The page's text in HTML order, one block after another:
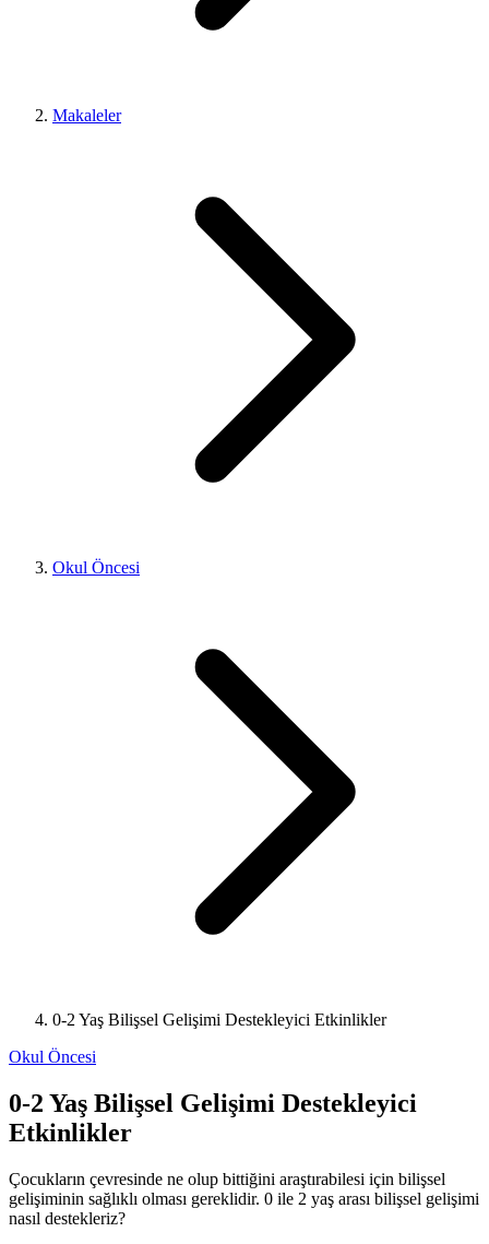
Makaleler
Okul Öncesi
0-2 Yaş Bilişsel Gelişimi Destekleyici Etkinlikler
Okul Öncesi
0-2 Yaş Bilişsel Gelişimi Destekleyici
Etkinlikler
Çocukların çevresinde ne olup bittiğini araştırabilesi için bilişsel
gelişiminin sağlıklı olması gereklidir. 0 ile 2 yaş arası bilişsel gelişimi
nasıl destekleriz?